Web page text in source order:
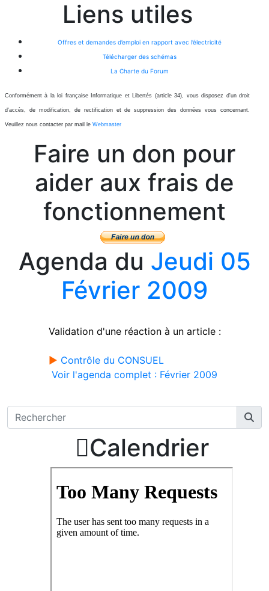
Liens utiles
Offres et demandes d’emploi en rapport avec l’électricité
Télécharger des schémas
La Charte du Forum
Conformément à la loi française Informatique et Libertés (article 34), vous disposez d'un droit
d'accès, de modification, de rectification et de suppression des données vous concernant.
Veuillez nous contacter par mail le Webmaster
Faire un don pour
aider aux frais de
fonctionnement
Agenda du Jeudi 05
Février 2009
Validation d'une réaction à un article :
► Contrôle du CONSUEL
Voir l'agenda complet : Février 2009
Calendrier